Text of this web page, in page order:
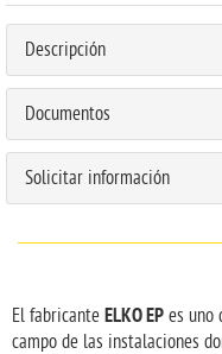
Descripción
Documentos
Solicitar información
El fabricante ELKO EP es uno
campo de las instalaciones